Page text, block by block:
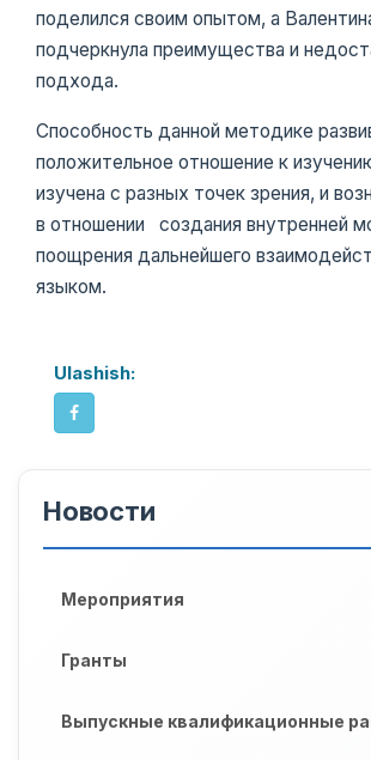
поделился своим опытом, а
подчеркнула преимущества и
подхода.
Способность данной методике
положительное отношение к
изучена с разных точек зрения, и
в отношении создания внутренней
поощрения дальнейшего
языком.
Ulashish:
Новости
Мероприятия
Гранты
Выпускные квалификационные